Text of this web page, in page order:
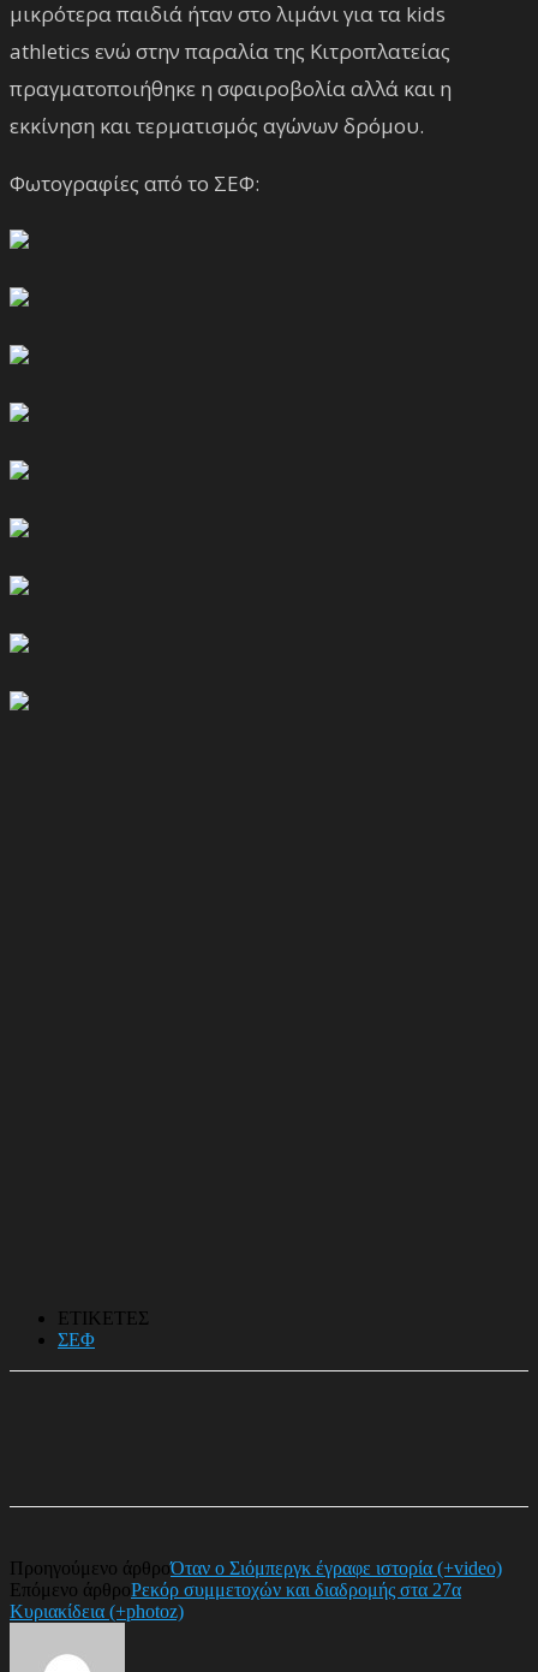
μικρότερα παιδιά ήταν στο λιμάνι για τα kids
athletics ενώ στην παραλία της Κιτροπλατείας
πραγματοποιήθηκε η σφαιροβολία αλλά και η
εκκίνηση και τερματισμός αγώνων δρόμου.
Φωτογραφίες από το ΣΕΦ:
ΕΤΙΚΕΤΕΣ
ΣΕΦ
Προηγούμενο άρθροΌταν ο Σιόμπεργκ έγραφε ιστορία (+video)
Επόμενο άρθροΡεκόρ συμμετοχών και διαδρομής στα 27α
Κυριακίδεια (+photoz)